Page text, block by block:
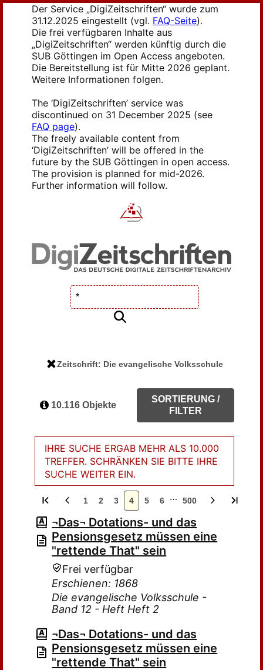
Der Service „DigiZeitschriften“ wurde zum
31.12.2025 eingestellt (vgl. FAQ-Seite).
Die frei verfügbaren Inhalte aus
„DigiZeitschriften“ werden künftig durch die
SUB Göttingen im Open Access angeboten.
Die Bereitstellung ist für Mitte 2026 geplant.
Weitere Informationen folgen.
The ‘DigiZeitschriften’ service was
discontinued on 31 December 2025 (see
FAQ page).
The freely available content from
‘DigiZeitschriften’ will be offered in the
future by the SUB Göttingen in open access.
The provision is planned for mid-2026.
Further information will follow.
Zeitschrift: Die evangelische Volksschule
10.116 Objekte
SORTIERUNG /
FILTER
IHRE SUCHE ERGAB MEHR ALS 10.000
TREFFER. SCHRÄNKEN SIE BITTE IHRE
SUCHE WEITER EIN.
1 2 3 4 5 6 … 500
¬Das¬ Dotations- und das
Pensionsgesetz müssen eine
"rettende That" sein
Frei verfügbar
Erschienen: 1868
Die evangelische Volksschule -
Band 12 - Heft Heft 2
¬Das¬ Dotations- und das
Pensionsgesetz müssen eine
"rettende That" sein